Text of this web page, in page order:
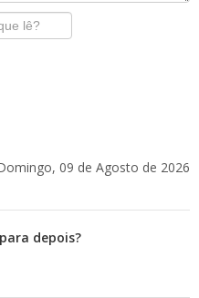
09 de Agosto de 2026
depois?